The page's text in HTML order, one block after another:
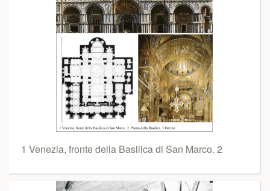
1 Venezia, fronte della Basilica di San Marco. 2